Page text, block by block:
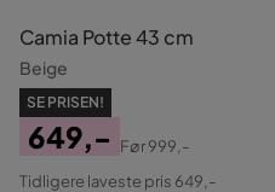
Camia Potte 43 cm
Beige
SE PRISEN!
Pris
649,-
Original
Før999,-
Tidligere laveste pris 649,-